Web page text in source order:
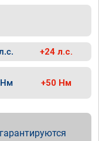
+24 л.с.
+50 Нм